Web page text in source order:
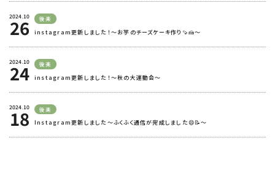
2024.10
26 後楽
instagram更新しました！～お芋のチーズケーキ作り🍠🍰～
2024.10
24 後楽
instagram更新しました！～秋の大運動会～
2024.10
18 後楽
Instagram更新しました～ふくふく通信が完成しました😄📝～